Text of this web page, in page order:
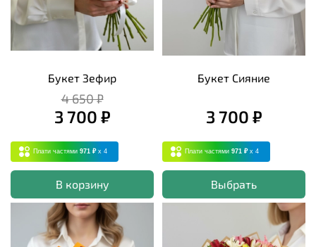
Букет Зефир
4 650 ₽
3 700 ₽
Плати частями 971 ₽ x 4
В корзину
Букет Сияние
3 700 ₽
Плати частями 971 ₽ x 4
Выбрать